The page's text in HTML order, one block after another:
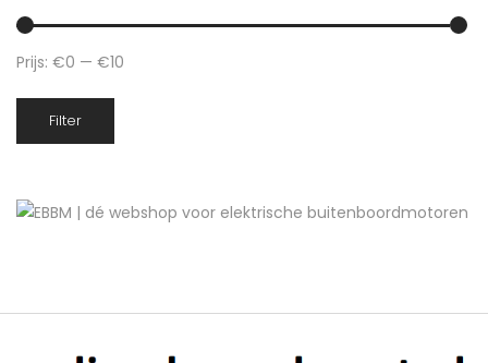
Filter
Prijs: €0 — €10